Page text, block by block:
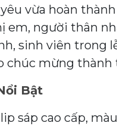
vừa hoàn
em, người thân
sinh viên trong
chúc mừng thành
Bật
sáp cao cấp,